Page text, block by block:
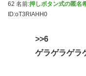
62 名前:押しボタン式の匿名
ID:oT3RIAHH0
>>6
ゲラゲラゲラ